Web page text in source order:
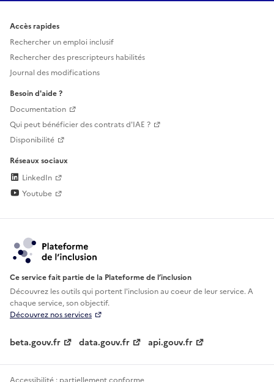
Accès rapides
Rechercher un emploi inclusif
Rechercher des prescripteurs habilités
Journal des modifications
Besoin d'aide ?
Documentation
Qui peut bénéficier des contrats d'IAE ?
Disponibilité
Réseaux sociaux
LinkedIn
Youtube
Ce service fait partie de la Plateforme de l’inclusion
Découvrez les outils qui portent l'inclusion aucoeur de leur service. A
chaque service, son objectif.
Découvrez nos services
beta.gouv.fr data.gouv.fr api.gouv.fr